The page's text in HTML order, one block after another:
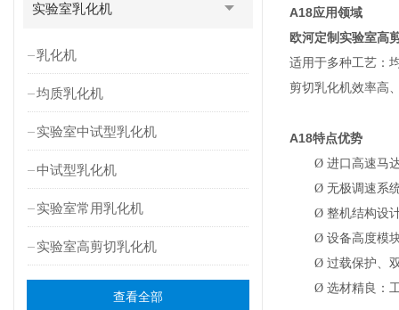
实验室乳化机
乳化机
均质乳化机
实验室中试型乳化机
中试型乳化机
实验室常用乳化机
实验室高剪切乳化机
查看全部
A18应用领域
欧河定制实验室高
适用于多种工艺：
剪切乳化机效率高
A18特点优势
Ø 进口高速马
Ø 无极调速系
Ø 整机结构设
Ø 设备高度模
Ø 过载保护、
Ø 选材精良：